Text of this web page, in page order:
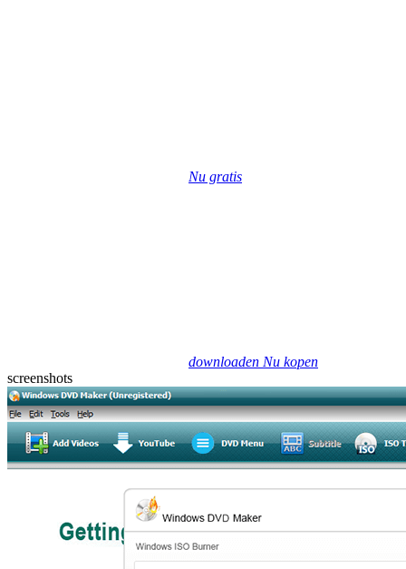
Nu gratis
downloaden Nu kopen
screenshots